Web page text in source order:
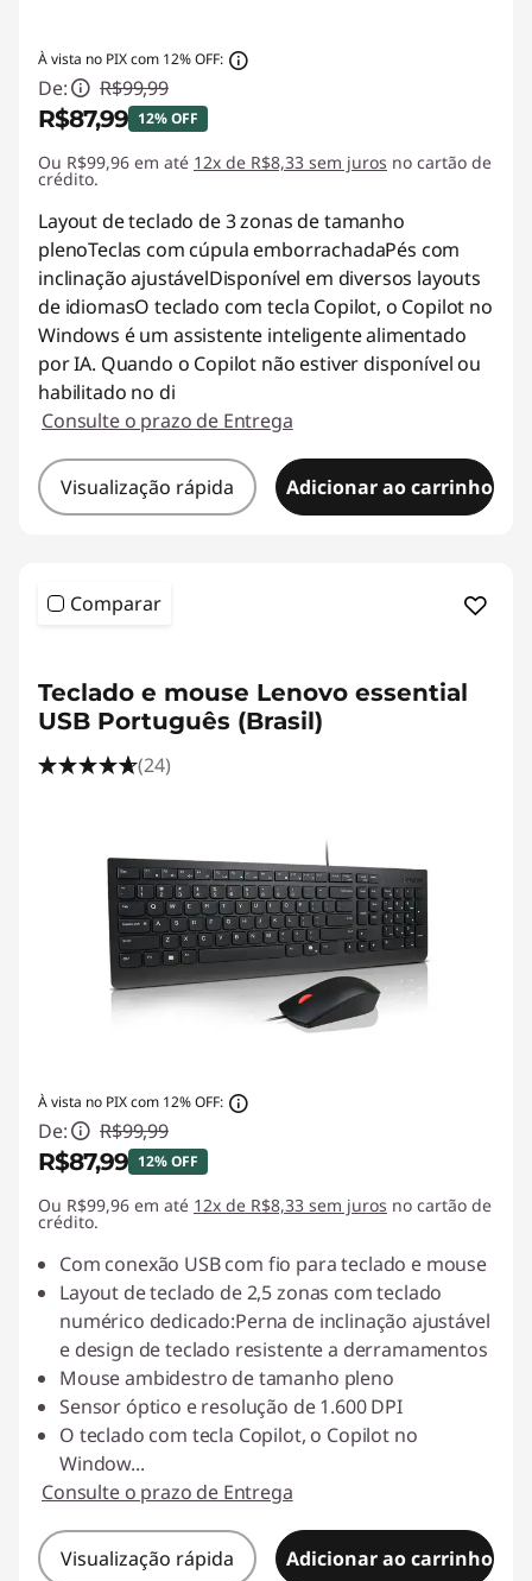
À vista no PIX com 12% OFF:
De: R$99,99
R$87,99 12% OFF
Economias instantâneas :-R$12,00
Ou R$99,96 em até 12x de R$8,33 sem juros no cartão de
crédito.
Layout de teclado de 3 zonas de tamanho
plenoTeclas com cúpula emborrachadaPés com
inclinação ajustávelDisponível em diversos layouts
de idiomasO teclado com tecla Copilot, o Copilot no
Windows é um assistente inteligente alimentado
por IA. Quando o Copilot não estiver disponível ou
habilitado no di
Consulte o prazo de Entrega
Visualização rápida Adicionar ao carrinho
Comparar
Teclado e mouse Lenovo essential
USB Português (Brasil)
(24)
À vista no PIX com 12% OFF:
De: R$99,99
R$87,99 12% OFF
Economias instantâneas :-R$12,00
Ou R$99,96 em até 12x de R$8,33 sem juros no cartão de
crédito.
Com conexão USB com fio para teclado e mouse
Layout de teclado de 2,5 zonas com teclado
numérico dedicado:Perna de inclinação ajustável
e design de teclado resistente a derramamentos
Mouse ambidestro de tamanho pleno
Sensor óptico e resolução de 1.600 DPI
O teclado com tecla Copilot, o Copilot no
Window...
Consulte o prazo de Entrega
Visualização rápida Adicionar ao carrinho